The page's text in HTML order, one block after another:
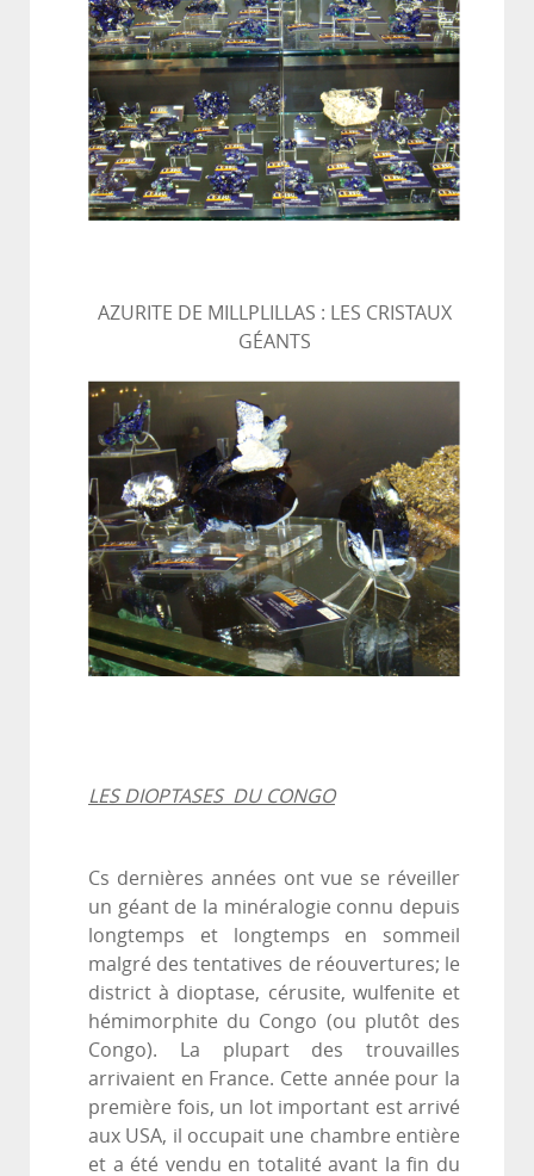
AZURITE DE MILLPLILLAS : LES CRISTAUX
GÉANTS
LES DIOPTASES DU CONGO
Cs dernières années ont vue se réveiller
un géant de la minéralogie connu depuis
longtemps et longtemps en sommeil
malgré des tentatives de réouvertures; le
district à dioptase, cérusite, wulfenite et
hémimorphite du Congo (ou plutôt des
Congo). La plupart des trouvailles
arrivaient en France. Cette année pour la
première fois, un lot important est arrivé
aux USA, il occupait une chambre entière
et a été vendu en totalité avant la fin du